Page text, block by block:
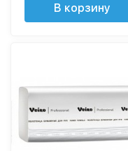
В корзину